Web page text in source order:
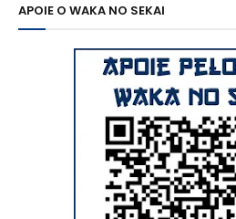
APOIE O WAKA NO SEKAI